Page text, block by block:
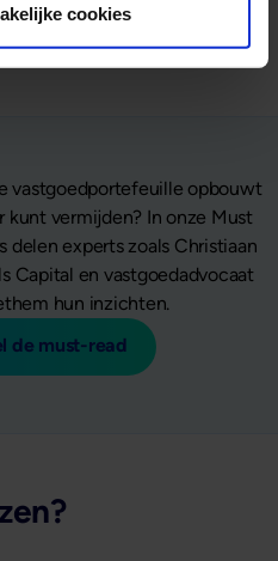
cookies
vastgoedportefeuille opbouwt
vermijden? In onze Must
delen experts zoals Christiaan
Capital en vastgoedadvocaat
hun inzichten.
de must-read